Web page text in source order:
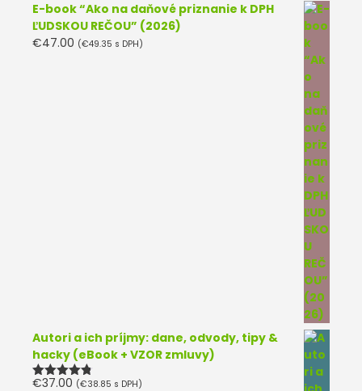
E-book “Ako na daňové priznanie k DPH
ĽUDSKOU REČOU” (2026)
€47.00 (€49.35 s DPH)
Autori a ich príjmy: dane, odvody, tipy &
hacky (eBook + VZOR zmluvy)
Hodnotenie
€37.00 (€38.85 s DPH)